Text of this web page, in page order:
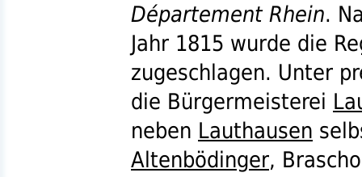
Département Rhein.
Jahr 1815 wurde die
zugeschlagen. Unter
die Bürgermeisterei
neben Lauthausen
Altenbödinger,